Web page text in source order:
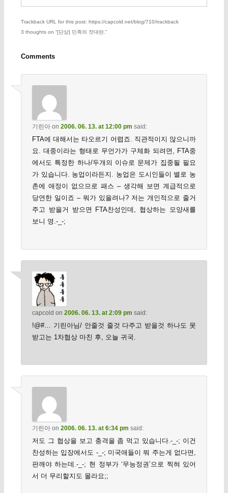
Trackback URL for this post: https://capcold.net/blog/710/trackback
3 thoughts on “[단상] 민족의 잣대란.”
Comments
기린아on 2006. 06. 13. at 12:00 pm said:
FTA에 대해서는 타오르기 어렵죠. 직관적이지 않으니까
요. 대중이라는 형태로 무언가가 구체화 되려면, FTA중
에서도 특정한 하나/두개의 이슈로 문제가 집중될 필요
가 있습니다. 농업이라든지. 농업은 도시인들이 별로 농
촌에 애정이 없으므로 패스 – 생각해 보면 계급적으로
당연한 일이죠 – 뭐가 있을려나? 저는 개인적으로 줄거
주고 받을거 받으면 FTA찬성인데, 협상하는 모양새를
보니 영.-_-;
capcold on 2006. 06. 13. at 2:09 pm said:
!@#… 기린아님/ 안줄것 줄것 다주고 받을것 하나도 못
받고는 1차협상 마친 후, 오늘 귀국.
기린아on 2006. 06. 13. at 6:34 pm said:
저도 그 협상을 보고 충격을 좀 먹고 있습니다.-_-; 이건
찬성하는 입장에서도 -_-; 미국애들이 뭐 주는게 없다면,
판깨야 하는데.-_-; 현 정부가 ‘무능정권’으로 찍혀 있어
서 더 무리할지도 몰라요;;